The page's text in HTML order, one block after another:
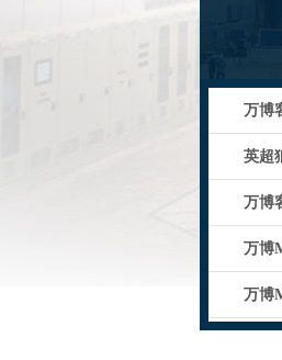
万博
及ARJ21
英超
东青岛：
万博
峡：雪中
万博
岛多地出
万博